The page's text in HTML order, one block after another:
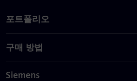
포트폴리오
구매 방법
Siemens